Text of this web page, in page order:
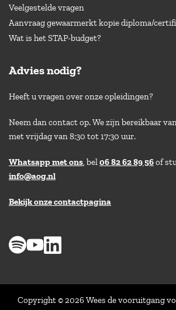
Veelgestelde vragen
Aanvraag gewaarmerkt kopie diploma/
Wat is het STAP-budget?
Advies nodig?
Heeft u vragen over onze opleidingen?
Neem dan contact op. We zijn bereikbaar
met vrijdag van 8:30 tot 17:30 uur.
Whatsapp met ons, bel06 82 62 89 56of
info@aog.nl
Bekijk onze contactpagina
Copyright © 2026 Wees de vooruitgang